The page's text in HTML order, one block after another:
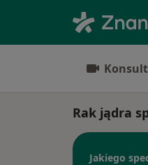
Rak jądra
Jakiego